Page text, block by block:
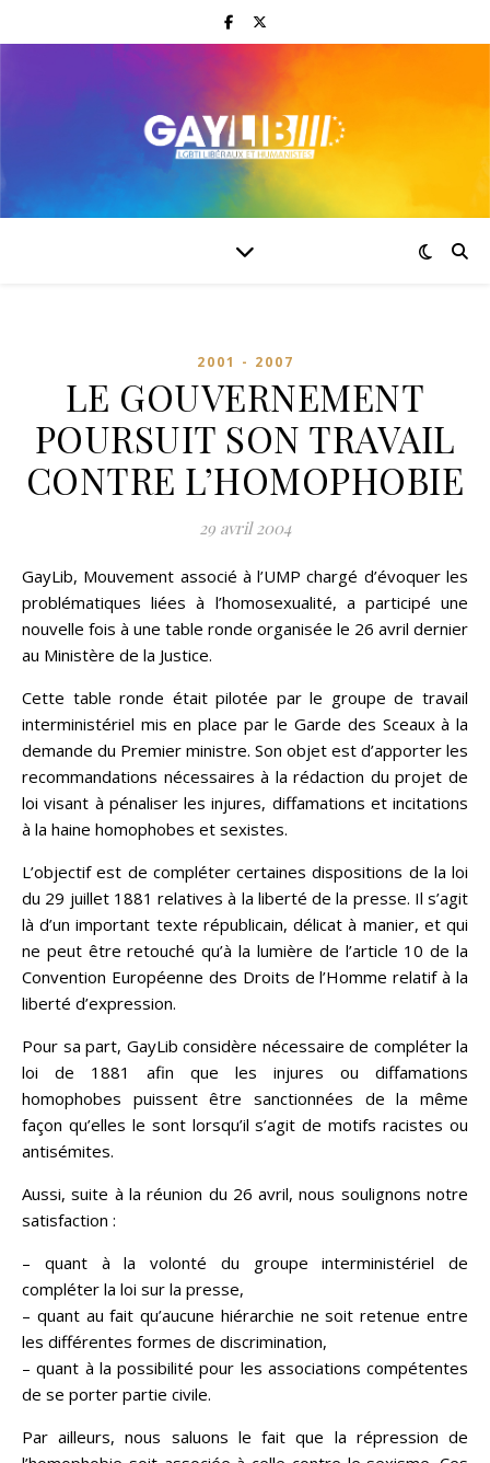
2001 - 2007
LE GOUVERNEMENT
POURSUIT SON TRAVAIL
CONTRE L’HOMOPHOBIE
29 avril 2004
GayLib, Mouvement associé à l’UMP chargé d’évoquer les
problématiques liées à l’homosexualité, a participé une
nouvelle fois à une table ronde organisée le 26 avril dernier
au Ministère de la Justice.
Cette table ronde était pilotée par le groupe de travail
interministériel mis en place par le Garde des Sceaux à la
demande du Premier ministre. Son objet est d’apporter les
recommandations nécessaires à la rédaction du projet de
loi visant à pénaliser les injures, diffamations et incitations
à la haine homophobes et sexistes.
L’objectif est de compléter certaines dispositions de la loi
du 29 juillet 1881 relatives à la liberté de la presse. Il s’agit
là d’un important texte républicain, délicat à manier, et qui
ne peut être retouché qu’à la lumière de l’article 10 de la
Convention Européenne des Droits de l’Homme relatif à la
liberté d’expression.
Pour sa part, GayLib considère nécessaire de compléter la
loi de 1881 afin que les injures ou diffamations
homophobes puissent être sanctionnées de la même
façon qu’elles le sont lorsqu’il s’agit de motifs racistes ou
antisémites.
Aussi, suite à la réunion du 26 avril, nous soulignons notre
satisfaction :
– quant à la volonté du groupe interministériel de
compléter la loi sur la presse,
– quant au fait qu’aucune hiérarchie ne soit retenue entre
les différentes formes de discrimination,
– quant à la possibilité pour les associations compétentes
de se porter partie civile.
Par ailleurs, nous saluons le fait que la répression de